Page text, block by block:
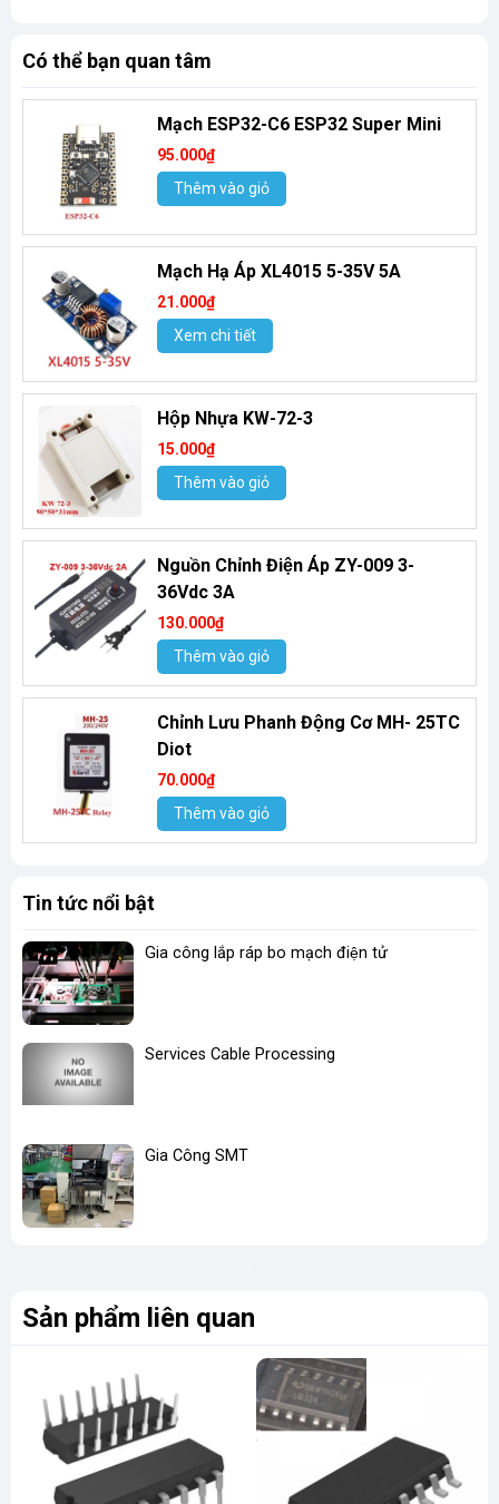
Có thể bạn quan tâm
Mạch ESP32-C6 ESP32 Super Mini
95.000₫
Thêm vào giỏ
Mạch Hạ Áp XL4015 5-35V 5A
21.000₫
Xem chi tiết
Hộp Nhựa KW-72-3
15.000₫
Thêm vào giỏ
Nguồn Chỉnh Điện Áp ZY-009 3-
36Vdc 3A
130.000₫
Thêm vào giỏ
Chỉnh Lưu Phanh Động Cơ MH- 25TC
Diot
70.000₫
Thêm vào giỏ
Tin tức nổi bật
Gia công lắp ráp bo mạch điện tử
Services Cable Processing
Gia Công SMT
Sản phẩm liên quan